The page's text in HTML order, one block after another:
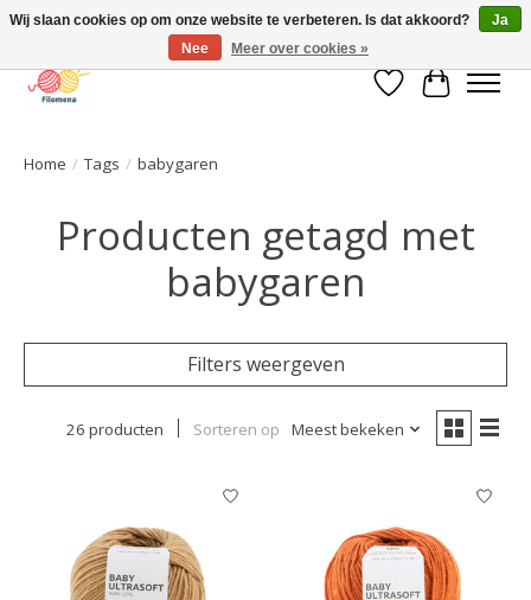
Verlanglijst
Home / Tags / babygaren
Producten getagd met
babygaren
Filters weergeven
26 producten Sorteren op Meest bekeken
Wij slaan cookies op om onze website te verbeteren. Is dat akkoord?
Ja
Nee
Meer over cookies »